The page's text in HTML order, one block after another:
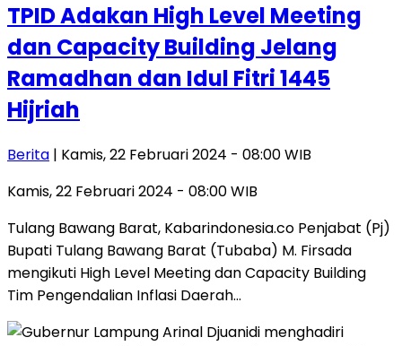
TPID Adakan High Level Meeting
dan Capacity Building Jelang
Ramadhan dan Idul Fitri 1445
Hijriah
Berita | Kamis, 22 Februari 2024 - 08:00 WIB
Kamis, 22 Februari 2024 - 08:00 WIB
Tulang Bawang Barat, Kabarindonesia.co Penjabat (Pj)
Bupati Tulang Bawang Barat (Tubaba) M. Firsada
mengikuti High Level Meeting dan Capacity Building
Tim Pengendalian Inflasi Daerah…